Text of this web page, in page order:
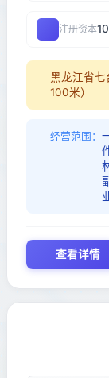
注册资本
黑龙江省七
100米）
经营范围：
查看详情